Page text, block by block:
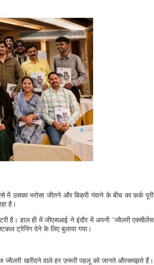
में उसका भरोसा जीतने और बिक्री गंवाने के बीच का फ़र्क पूरी
है।
है। हाल ही में जीएसआई ने इंदौर में अपनी ’ज्वैलरी एक्सीलेंस
ट्रेनिंग देने के लिए बुलाया गया।
ज्वैलरी खरीदने वाले हर ज़रूरी पहलू को जानते औरसमझते हैं।